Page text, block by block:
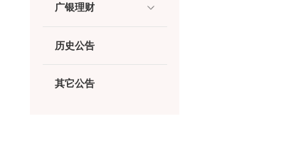
广银理财
历史公告
其它公告